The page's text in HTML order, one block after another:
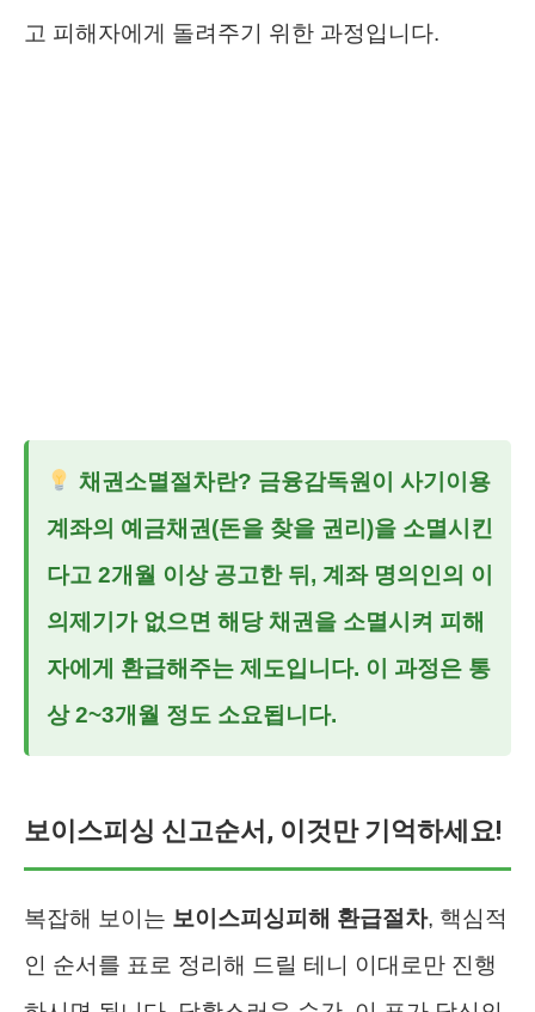
고 피해자에게 돌려주기 위한 과정입니다.
채권소멸절차란? 금융감독원이 사기이용
계좌의 예금채권(돈을 찾을 권리)을 소멸시킨
다고 2개월 이상 공고한 뒤, 계좌 명의인의 이
의제기가 없으면 해당 채권을 소멸시켜 피해
자에게 환급해주는 제도입니다. 이 과정은 통
상 2~3개월 정도 소요됩니다.
보이스피싱 신고순서, 이것만 기억하세요!
복잡해 보이는 보이스피싱피해 환급절차, 핵심적
인 순서를 표로 정리해 드릴 테니 이대로만 진행